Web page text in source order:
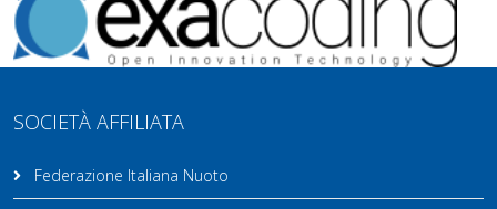
SOCIETÀ AFFILIATA
Federazione Italiana Nuoto